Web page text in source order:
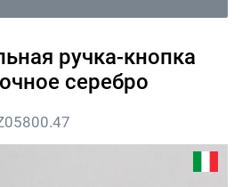
ручка-кнопка
серебро